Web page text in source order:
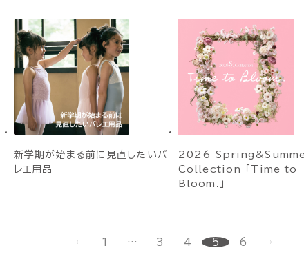
新学期が始まる前に見直したいバ
レエ用品
2026
Collection 「Time to
Bloom.」
1 … 3 4 5 6